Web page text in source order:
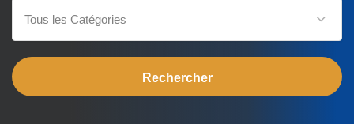
Tous les Catégories